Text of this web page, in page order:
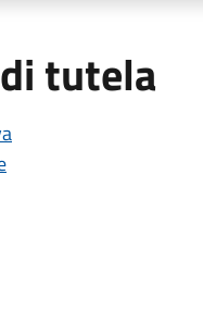
tutela